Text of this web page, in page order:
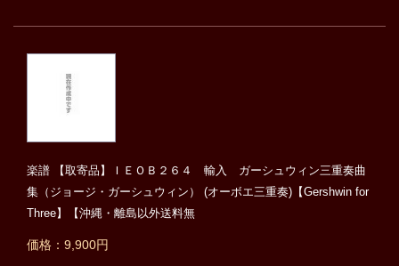
楽譜 【取寄品】ＩＥＯＢ２６４ 輸入 ガーシュウィン三重奏曲
集（ジョージ・ガーシュウィン） (オーボエ三重奏)【Gershwin for
Three】【沖縄・離島以外送料無
価格：9,900円